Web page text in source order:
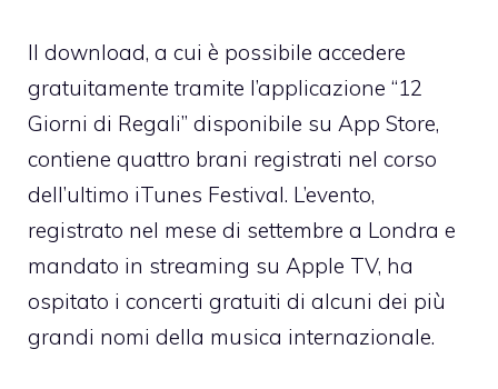
Il download, a cui è possibile accedere
gratuitamente tramite l’applicazione “12
Giorni di Regali” disponibile su App Store,
contiene quattro brani registrati nel corso
dell’ultimo iTunes Festival. L’evento,
registrato nel mese di settembre a Londra e
mandato in streaming su Apple TV, ha
ospitato i concerti gratuiti di alcuni dei più
grandi nomi della musica internazionale.